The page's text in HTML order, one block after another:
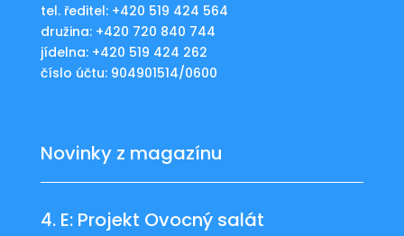
tel. ředitel: +420 519 424 564
družina: +420 720 840 744
jídelna: +420 519 424 262
číslo účtu: 904901514/0600
Novinky z magazínu
4. E: Projekt Ovocný salát